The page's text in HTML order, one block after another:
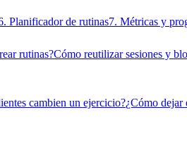
Planificador de rutinas7. Métricas y
rutinas?Cómo reutilizar sesiones y
cambien un ejercicio?¿Cómo dejar